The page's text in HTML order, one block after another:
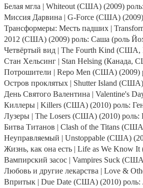
Белая мгла | Whiteout (США) (2009) роль:
Миссия Дарвина | G-Force (США) (2009)
Трансформеры: Месть падших |
2012 (США) (2009) роль: Саша (роль
Четвёртый вид | The Fourth Kind (США,
Стан Хельсинг | Stan Helsing (Канада,
Потрошители | Repo Men (США) (2009)
Остров проклятых | Shutter Island (США)
День Святого Валентина | Valentine's
Киллеры | Killers (США) (2010) роль:
Лузеры | The Losers (США) (2010) роль:
Битва Титанов | Clash of the Titans (США)
Неуправляемый | Unstoppable (США)
Жизнь, как она есть | Life as We Know It
Вампирский засос | Vampires Suck (США)
Любовь и другие лекарства | Love &
Впритык | Due Date (США) (2010) роль: